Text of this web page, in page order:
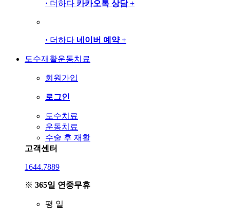
· 더하다 카카오톡 상담 +
· 더하다 네이버 예약 +
도수재활운동치료
회원가입
로그인
도수치료
운동치료
수술 후 재활
고객센터
1644.7889
※ 365일 연중무휴
평 일